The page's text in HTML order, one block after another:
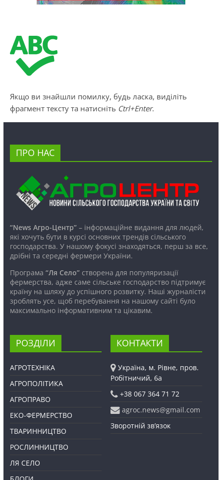
Якщо ви знайшли помилку, будь ласка, виділіть
фрагмент тексту та натисніть Ctrl+Enter.
ПРО НАС
“News Агро-Центр”– інформаційне видання для людей,
які хочуть бути в курсі основних трендів сільського
господарства. У нашому фокусі знаходяться, перш за все,
дрібні та середні фермери України.
Програма “Ля Село”створена для популяризації
фермерства, адже саме сільське господарство підтримує
країну на шляху до успішного розвитку. Наші журналісти
зроблять усе, щоб перебування на нашому сайті було
максимально інформативним та цікавим.
РОЗДІЛИ
АГРОТЕХНІКА
АГРОПОЛІТИКА
АГРОПРАВО
ЕКО-ФЕРМЕРСТВО
ТВАРИННИЦТВО
РОСЛИННИЦТВО
ЛЯ СЕЛО
КОНТАКТИ
Україна, м. Рівне, пров.
Робітничий, 6а
+38 067 364 71 72
agroc.news@gmail.com
Зворотній зв’язок